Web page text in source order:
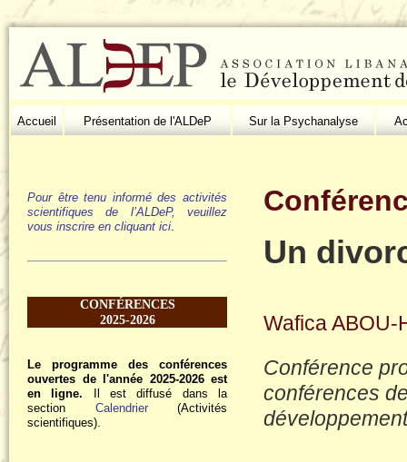
Accueil Présentation de l'ALDeP Sur la Psychanalyse
Pour être tenu informé des activités
scientifiques de l’ALDeP, veuillez
vous inscrire en cliquant ici.
CONFÉRENCES
2025-2026
Le programme des conférences
ouvertes de l'année 2025-2026 est
en ligne. Il est diffusé dans la
section Calendrier(Activités
scientifiques).
Un
Wafica ABOU-
Conférence
conférences